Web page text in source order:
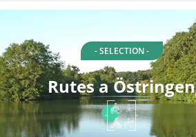
- SELECTION -
Rutes a Östringen